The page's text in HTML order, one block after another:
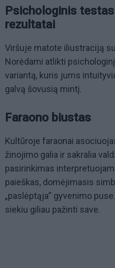
Psichologinis
rezultatai
Viršuje matote iliustraciją
Norėdami atlikti
variantą, kuris jums
galvą šovusią mintį.
Faraono biustas
Kultūroje faraonai
žinojimo galia ir sakralia
pasirinkimas
paieškas, domėjimasis
„paslėptąja“ gyvenimo
siekiu giliau pažinti save.